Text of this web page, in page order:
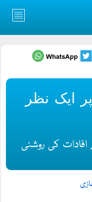
ایک نظر
افادات کی روشنی